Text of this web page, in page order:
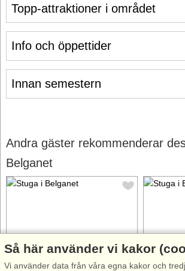
Info och öppettider
Innan semestern
Topp-attraktioner i området
Andra gäster rekommenderar
Belganet
Stugnr: 37412
Belganet
Stugnr:
Så här använder vi kakor
Vi använder data från våra egna kakor och